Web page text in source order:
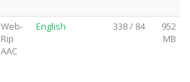
Web-
Rip
AAC
English 338 / 84
952
MB